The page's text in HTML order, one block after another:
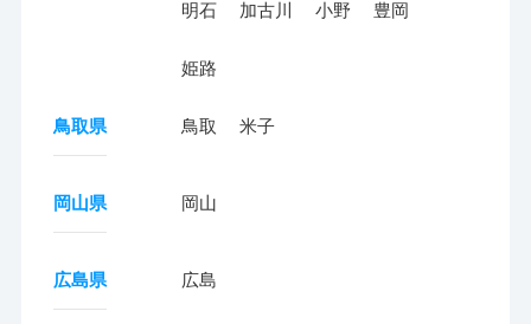
明石 加古川 小野 豊岡
姫路
鳥取県 鳥取 米子
岡山県 岡山
広島県 広島